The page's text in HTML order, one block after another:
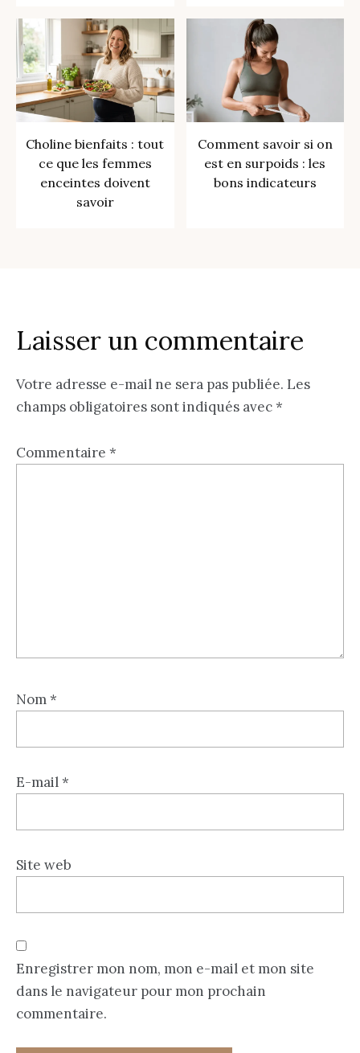
Choline bienfaits : tout
ce que les femmes
enceintes doivent
savoir
Comment savoir si on
est en surpoids : les
bons indicateurs
Laisser un commentaire
Votre adresse e-mail ne sera pas publiée. Les
champs obligatoires sont indiqués avec*
Commentaire *
Nom*
E-mail*
Site web
Enregistrer mon nom, mon e-mail et mon site
dans le navigateur pour mon prochain
commentaire.